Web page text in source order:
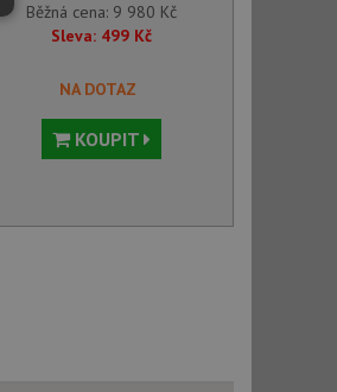
Běžná cena: 9 980 Kč
Sleva: 499 Kč
NA DOTAZ
KOUPIT